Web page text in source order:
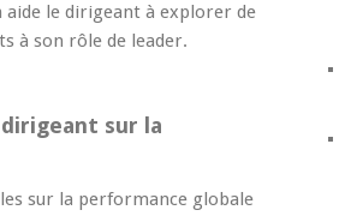
aide le dirigeant à explorer de
à son rôle de leader.
sur la
sur la performance globale